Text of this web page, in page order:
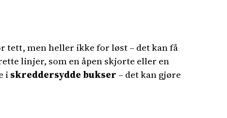
tett, men heller ikke for løst – det kan få
linjer, som en åpen skjorte eller en
iskreddersydde bukser – det kan gjøre